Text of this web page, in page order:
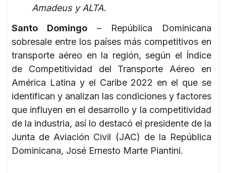
Amadeus y ALTA.
Santo Domingo – República Dominicana
sobresale entre los países más competitivos en
transporte aéreo en la región, según el Índice
de Competitividad del Transporte Aéreo en
América Latina y el Caribe 2022 en el que se
identifican y analizan las condiciones y factores
que influyen en el desarrollo y la competitividad
de la industria, así lo destacó el presidente de la
Junta de Aviación Civil (JAC) de la República
Dominicana, José Ernesto Marte Piantini.